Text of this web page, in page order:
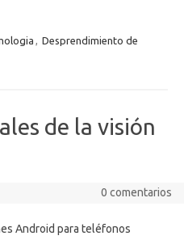
, Desprendimiento de
de la visión
0 comentarios
Android para teléfonos